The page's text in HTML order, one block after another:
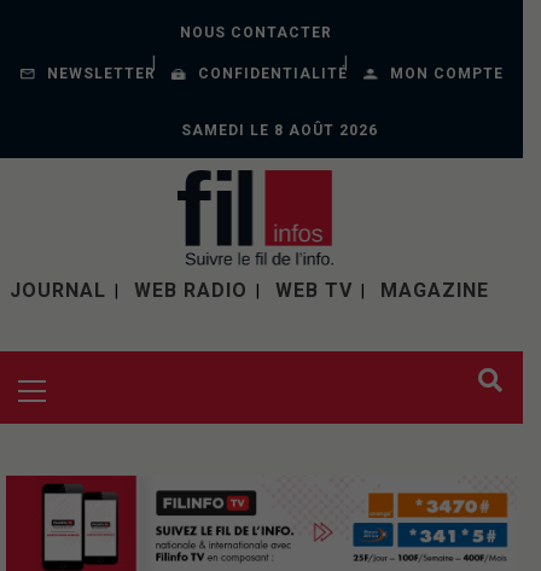
NOUS CONTACTER
NEWSLETTER CONFIDENTIALITÉ MON COMPTE
SAMEDI LE 8 AOÛT 2026
JOURNAL WEB RADIO WEB TV MAGAZINE